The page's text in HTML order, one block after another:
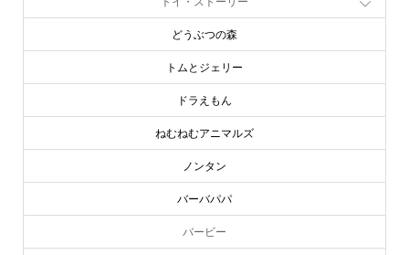
どうぶつの森
トムとジェリー
ドラえもん
ねむねむアニマルズ
ノンタン
バーバパパ
バービー